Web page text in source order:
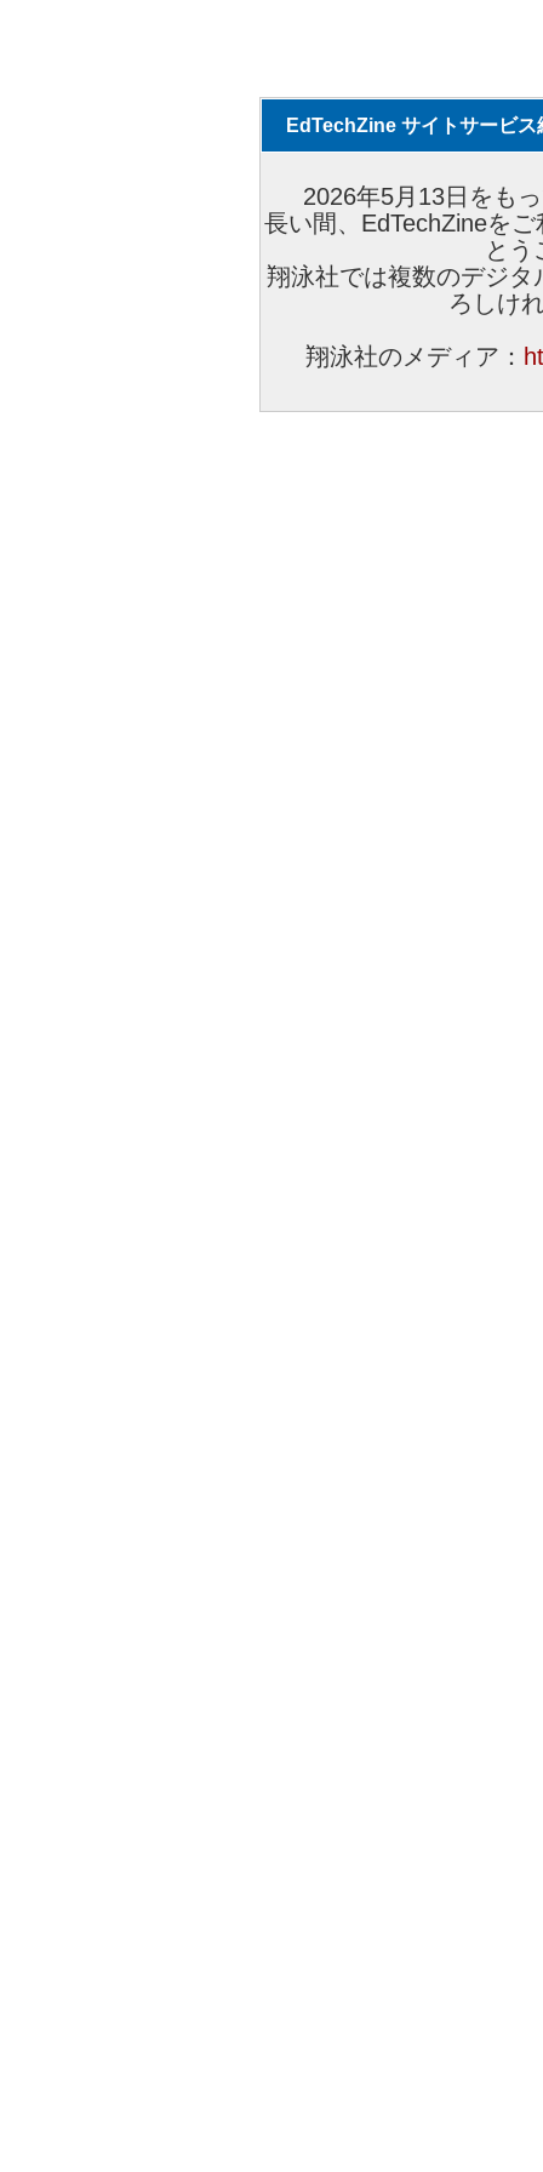
EdTechZine サイトサービス
2026年5月13日をも
長い間、EdTechZineを
とう
翔泳社では複数のデジ
ろしけ
翔泳社のメディア：